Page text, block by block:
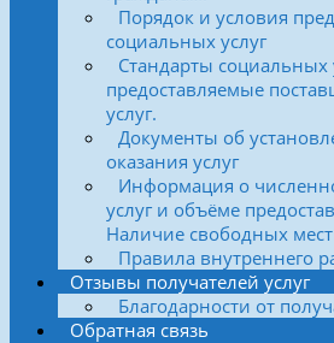
Порядок и условия
социальных услуг
Стандарты социальных
предоставляемые
услуг.
Документы об
оказания услуг
Информация о
услуг и объёме
Наличие свободных
Правила внутреннего
Отзывы получателей услуг
Благодарности от
Обратная связь